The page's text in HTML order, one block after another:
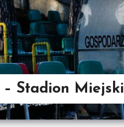
Stadion Miejski